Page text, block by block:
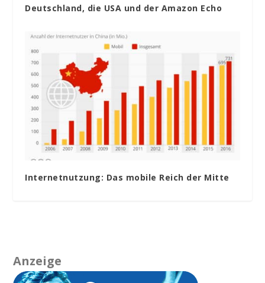
Deutschland, die USA und der Amazon Echo
Internetnutzung: Das mobile Reich der Mitte
Anzeige